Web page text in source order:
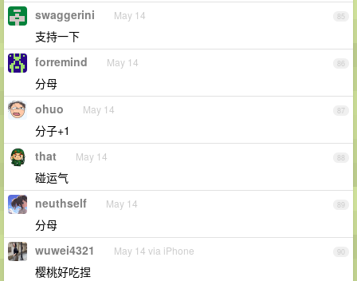
85
swaggerini May 14
支持一下
86
forremind May 14
分母
87
ohuo May 14
分子+1
88
that May 14
碰运气
89
neuthself May 14
分母
90
wuwei4321 May 14 via iPhone
樱桃好吃捏